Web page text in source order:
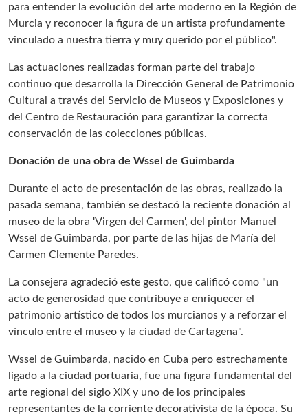
para entender la evolución del arte moderno en la Región de
Murcia y reconocer la figura de un artista profundamente
vinculado a nuestra tierra y muy querido por el público".
Las actuaciones realizadas forman parte del trabajo
continuo que desarrolla la Dirección General de Patrimonio
Cultural a través del Servicio de Museos y Exposiciones y
del Centro de Restauración para garantizar la correcta
conservación de las colecciones públicas.
Donación de una obra de Wssel de Guimbarda
Durante el acto de presentación de las obras, realizado la
pasada semana, también se destacó la reciente donación al
museo de la obra 'Virgen del Carmen', del pintor Manuel
Wssel de Guimbarda, por parte de las hijas de María del
Carmen Clemente Paredes.
La consejera agradeció este gesto, que calificó como "un
acto de generosidad que contribuye a enriquecer el
patrimonio artístico de todos los murcianos y a reforzar el
vínculo entre el museo y la ciudad de Cartagena".
Wssel de Guimbarda, nacido en Cuba pero estrechamente
ligado a la ciudad portuaria, fue una figura fundamental del
arte regional del siglo XIX y uno de los principales
representantes de la corriente decorativista de la época. Su